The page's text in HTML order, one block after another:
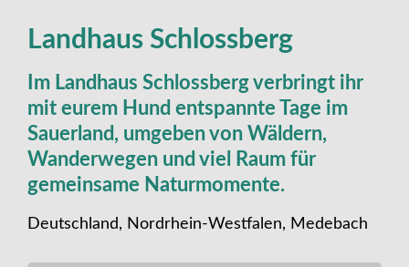
Landhaus Schlossberg
Im Landhaus Schlossberg verbringt ihr
mit eurem Hund entspannte Tage im
Sauerland, umgeben von Wäldern,
Wanderwegen und viel Raum für
gemeinsame Naturmomente.
Deutschland, Nordrhein-Westfalen, Medebach